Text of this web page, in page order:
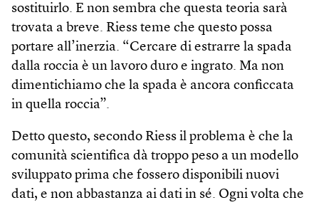
sostituirlo. E non sembra che questa teoria sarà
trovata a breve. Riess teme che questo possa
portare all’inerzia. “Cercare di estrarre la spada
dalla roccia è un lavoro duro e ingrato. Ma non
dimentichiamo che la spada è ancora conficcata
in quella roccia”.
Detto questo, secondo Riess il problema è che la
comunità scientifica dà troppo peso a un modello
sviluppato prima che fossero disponibili nuovi
dati, e non abbastanza ai dati in sé. Ogni volta che